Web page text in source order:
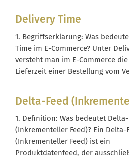
“flachen” Crawlern folgt ein
Links deutlich weiter in die
wertet technische Signale wie
Sitemaps und...
Delivery Time
1. Begriffserklärung: Was
Time im E-Commerce? Unter
versteht man im E-Commerce
Lieferzeit einer Bestellung vom
Empfänger. Sie ist damit ein
der eng mit der
Versandgeschwindigkeit und
eines Onlineshops verbunden ist.
Delta-Feed
Feed)
1. Definition: Was bedeutet Delta-
(Inkrementeller Feed)? Ein Delta-
(Inkrementeller Feed) ist ein
Produktdatenfeed, der